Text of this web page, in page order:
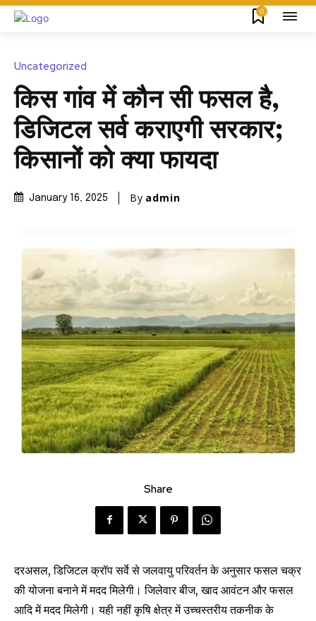
0
Uncategorized
किस गांव में कौन सी फसल है,
डिजिटल सर्व कराएगी सरकार;
किसानों को क्या फायदा
January 16, 2025 By admin
Share
दरअसल, डिजिटल क्रॉप सर्वे से जलवायु परिवर्तन के अनुसार फसल चक्र
की योजना बनाने में मदद मिलेगी। जिलेवार बीज, खाद आवंटन और फसल
आदि में मदद मिलेगी। यही नहीं कृषि क्षेत्र में उच्चस्तरीय तकनीक के